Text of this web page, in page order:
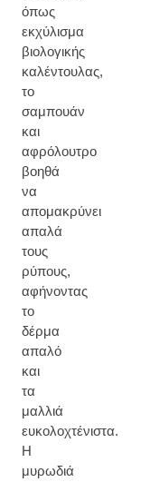
όπως
εκχύλισμα
βιολογικής
καλέντουλας,
το
σαμπουάν
και
αφρόλουτρο
βοηθά
να
απομακρύνει
απαλά
τους
ρύπους,
αφήνοντας
το
δέρμα
απαλό
και
τα
μαλλιά
ευκολοχτένιστα.
Η
μυρωδιά